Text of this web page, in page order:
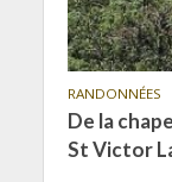
RANDONNÉES
De la
St Victor